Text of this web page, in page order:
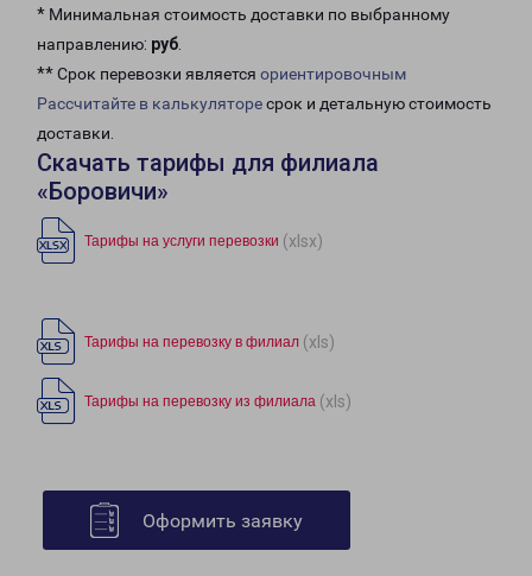
* Минимальная стоимость доставки по выбранному
направлению: руб.
** Срок перевозки является ориентировочным
Рассчитайте в калькуляторесрок и детальную стоимость
доставки.
Скачать тарифы для филиала
«Боровичи»
Тарифы на услуги перевозки (xlsx)
Тарифы на перевозку в филиал (xls)
Тарифы на перевозку из филиала (xls)
Оформить заявку